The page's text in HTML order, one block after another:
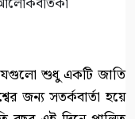
শুধু একটি জাতি
জন্য সতর্কবার্তা হয়ে